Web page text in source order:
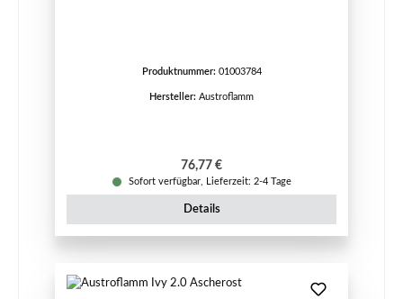
Produktnummer: 01003784
Hersteller: Austroflamm
Regulärer Preis:
76,77 €
Sofort verfügbar, Lieferzeit: 2-4 Tage
Details